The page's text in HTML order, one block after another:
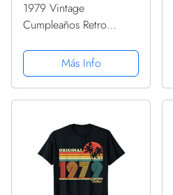
1979 Vintage
Cumpleaños Retro
Hombres Mujer Regalo
Camiseta
Más Info